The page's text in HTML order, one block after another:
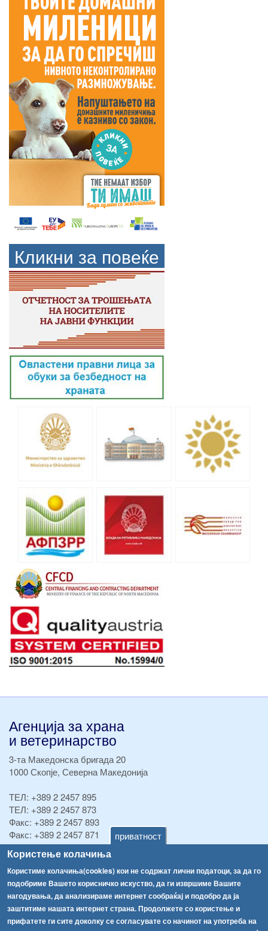
приватност
Користење колачиња
Користиме колачиња(cookies) кои не содржат лични податоци, за да го
подобриме Вашето корисничко искуство, да ги извршиме Вашите
нагодувања, да анализираме интернет сообраќај и подобро да ја
заштитиме нашата интернет страна. Продолжете со користење и
прифатете ги сите доколку се согласувате со начинот на употреба на
Кликни за повеќе
Агенција за храна
и ветеринарство
3-та Македонска бригада 20
1000 Скопје, Северна Македонија
ТЕЛ: +389 2 2457 895
ТЕЛ: +389 2 2457 873
Факс: +389 2 2457 893
Факс: +389 2 2457 871
info@fva.gov.mk
[АХВ-претходна страна]
Соопштенија
Република Бугарија ги засили официјалните контроли при увоз на свежо овошје и зеленчук
Навигација
Архива